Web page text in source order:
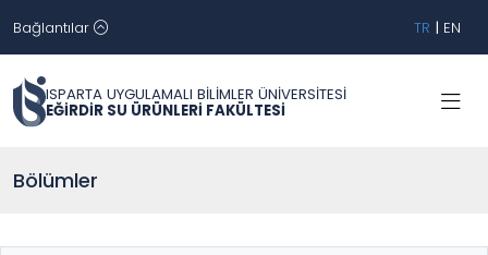
Bağlantılar TR | EN
ISPARTA UYGULAMALI BİLİMLER ÜNİVERSİTESİ
EĞİRDİR SU ÜRÜNLERİ FAKÜLTESİ
Bölümler